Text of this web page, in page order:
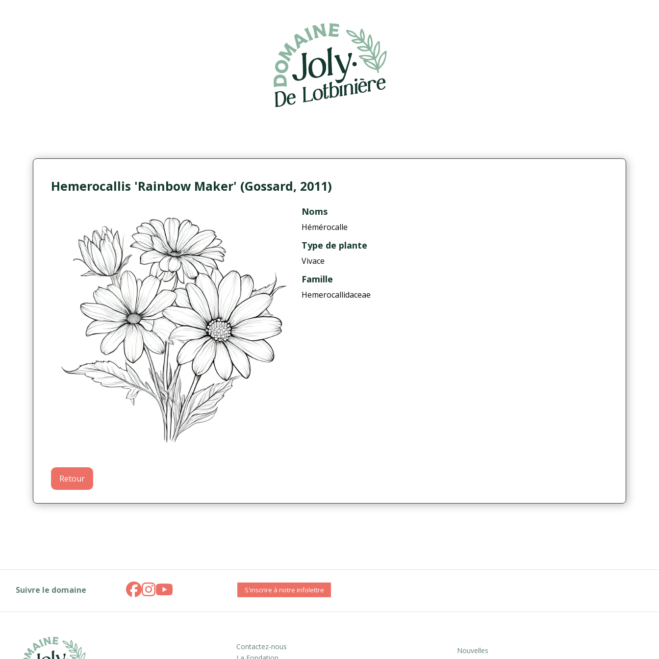
Hemerocallis 'Rainbow Maker' (Gossard, 2011)
Noms
Hémérocalle
Type de plante
Vivace
Famille
Hemerocallidaceae
Retour
Suivre le domaine S'inscrire à notre infolettre
Contactez-nous
Nouvelles